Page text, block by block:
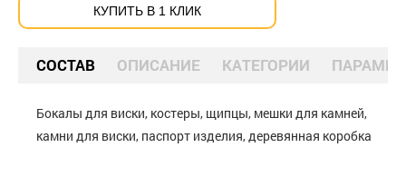
КУПИТЬ В 1 КЛИК
СОСТАВ ОПИСАНИЕ КАТЕГОРИИ
Бокалы для виски, костеры, щипцы, мешки для камней,
камни для виски, паспорт изделия, деревянная коробка